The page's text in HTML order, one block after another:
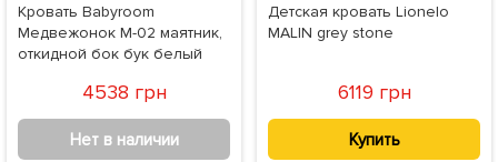
Кровать Babyroom
Медвежонок M-02 маятник,
откидной бок бук белый
4538 грн
Нет в наличии
Детская кровать Lionelo
MALIN grey stone
6119 грн
Купить